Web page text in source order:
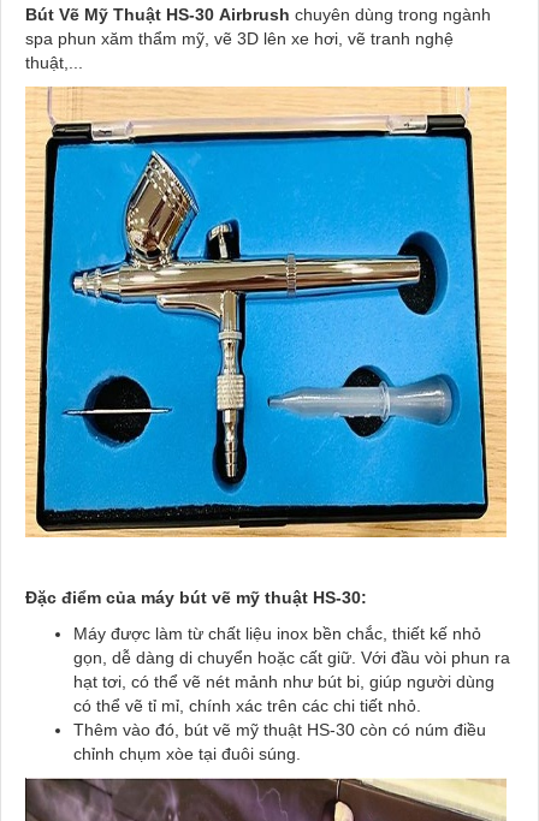
Bút Vẽ Mỹ Thuật HS-30 Airbrush chuyên dùng trong ngành
spa phun xăm thẩm mỹ, vẽ 3D lên xe hơi, vẽ tranh nghệ
thuật,...
Đặc điểm của máy bút vẽ mỹ thuật HS-30:
Máy được làm từ chất liệu inox bền chắc, thiết kế nhỏ
gọn, dễ dàng di chuyển hoặc cất giữ. Với đầu vòi phun ra
hạt tơi, có thể vẽ nét mảnh như bút bi, giúp người dùng
có thể vẽ tỉ mỉ, chính xác trên các chi tiết nhỏ.
Thêm vào đó, bút vẽ mỹ thuật HS-30 còn có núm điều
chỉnh chụm xòe tại đuôi súng.